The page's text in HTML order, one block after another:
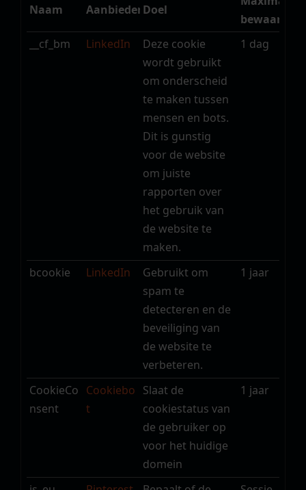
Naam Aanbieder Doel
__cf_bm
LinkedIn
Deze cookie
wordt gebruikt
om onderscheid
te maken tussen
mensen en bots.
Dit is gunstig
voor de website
om juiste
rapporten over
het gebruik van
de website te
maken.
1 dag
bcookie LinkedIn
Gebruikt om
spam te
detecteren en de
beveiliging van
de website te
verbeteren.
1 jaar
CookieCo
nsent
Cookiebo
t
Slaat de
cookiestatus van
de gebruiker op
voor het huidige
domein
1 jaar